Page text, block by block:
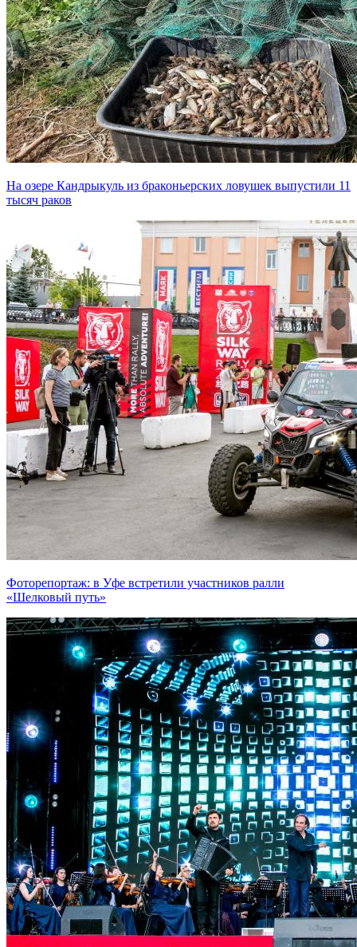
На озере Кандрыкуль из браконьерских ловушек выпустили 11
тысяч раков
Фоторепортаж: в Уфе встретили участников ралли
«Шелковый путь»